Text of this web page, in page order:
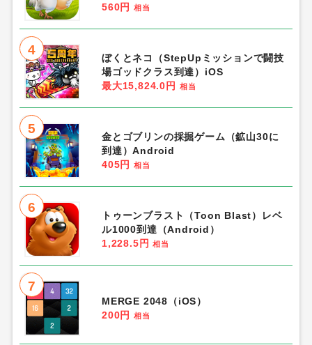
560円
相当
4
ぼくとネコ（StepUpミッションで闘技
場ゴッドクラス到達）iOS
最大15,824.0円
相当
5
金とゴブリンの採掘ゲーム（鉱山30に
到達）Android
405円
相当
6
トゥーンブラスト（Toon Blast）レベ
ル1000到達（Android）
1,228.5円
相当
7
MERGE 2048（iOS）
200円
相当